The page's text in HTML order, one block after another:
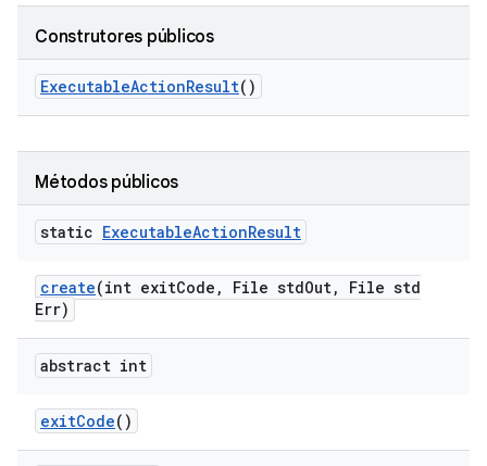
Construtores públicos
ExecutableActionResult()
Métodos públicos
static ExecutableActionResult
create(int exitCode , File stdOut,
File std
Err)
abstract int
exitCode()